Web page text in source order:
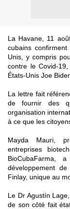
La Havane, 11
cubains
Unis, y compris
contre le Covid-
États-Unis Joe
La lettre fait
de fournir des
organisation
à ce que les
Mayda Mauri,
entreprises
BioCubaFarma,
développement
Finlay, unique au
Le Dr Agustín
de son côté fait